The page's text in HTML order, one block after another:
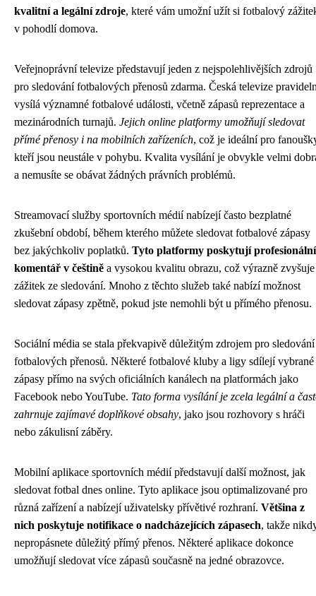
kvalitní a legální zdroje, které vám umožní užít si fotbalový
v pohodlí domova.
Veřejnoprávní televize představují jeden z nejspolehlivějších zdrojů
pro sledování fotbalových přenosů zdarma. Česká televize
vysílá významné fotbalové události, včetně zápasů reprezentace a
mezinárodních turnajů. Jejich online platformy umožňují sledovat
přímé přenosy i na mobilních zařízeních, což je ideální pro
kteří jsou neustále v pohybu. Kvalita vysílání je obvykle velmi
a nemusíte se obávat žádných právních problémů.
Streamovací služby sportovních médií nabízejí často bezplatné
zkušební období, během kterého můžete sledovat fotbalové zápasy
bez jakýchkoliv poplatků. Tyto platformy poskytují profesionální
komentář v češtině a vysokou kvalitu obrazu, což výrazně zvyšuje
zážitek ze sledování. Mnoho z těchto služeb také nabízí možnost
sledovat zápasy zpětně, pokud jste nemohli být u přímého přenosu.
Sociální média se stala překvapivě důležitým zdrojem pro sledování
fotbalových přenosů. Některé fotbalové kluby a ligy sdílejí vybrané
zápasy přímo na svých oficiálních kanálech na platformách jako
Facebook nebo YouTube. Tato forma vysílání je zcela legální a
zahrnuje zajímavé doplňkové obsahy, jako jsou rozhovory s hráči
nebo zákulisní záběry.
Mobilní aplikace sportovních médií představují další možnost, jak
sledovat fotbal dnes online. Tyto aplikace jsou optimalizované pro
různá zařízení a nabízejí uživatelsky přívětivé rozhraní. Většina z
nich poskytuje notifikace o nadcházejících zápasech, takže
nepropásnete důležitý přímý přenos. Některé aplikace dokonce
umožňují sledovat více zápasů současně na jedné obrazovce.